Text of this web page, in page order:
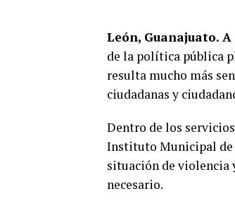
León, Guanajuato.
de la política pública
resulta mucho más
ciudadanas y
Dentro de los
Instituto Municipal de
situación de violencia
necesario.